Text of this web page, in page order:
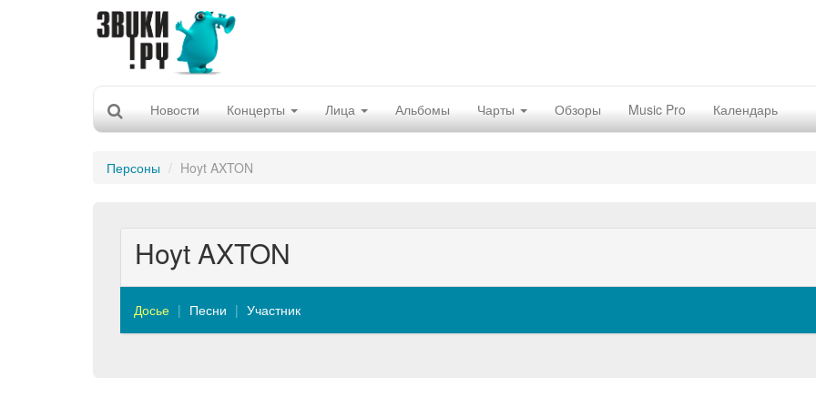
Новости Концерты Лица Альбомы Чарты Обзоры Music Pro Календарь
Персоны Hoyt AXTON
Hoyt AXTON
Досье Песни Участник